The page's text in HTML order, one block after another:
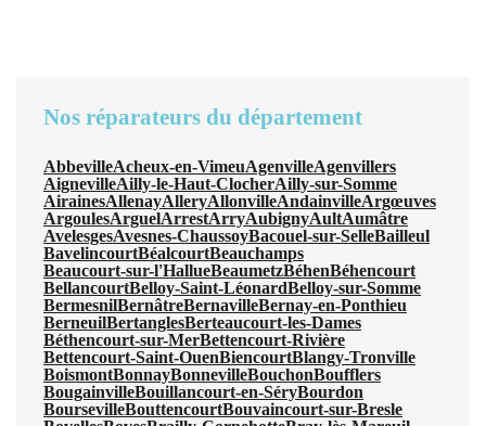
Nos réparateurs du département
AbbevilleAcheux-en-VimeuAgenvilleAgenvillers
AignevilleAilly-le-Haut-ClocherAilly-sur-Somme
AirainesAllenayAlleryAllonvilleAndainvilleArgœuves
ArgoulesArguelArrestArryAubignyAultAumâtre
AvelesgesAvesnes-ChaussoyBacouel-sur-SelleBailleul
BavelincourtBéalcourtBeauchamps
Beaucourt-sur-l'HallueBeaumetzBéhenBéhencourt
BellancourtBelloy-Saint-LéonardBelloy-sur-Somme
BermesnilBernâtreBernavilleBernay-en-Ponthieu
BerneuilBertanglesBerteaucourt-les-Dames
Béthencourt-sur-MerBettencourt-Rivière
Bettencourt-Saint-OuenBiencourtBlangy-Tronville
BoismontBonnayBonnevilleBouchonBoufflers
BougainvilleBouillancourt-en-SéryBourdon
BoursevilleBouttencourtBouvaincourt-sur-Bresle